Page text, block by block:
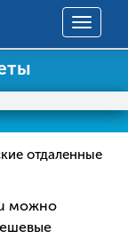
Toggle
отдаленные
можно